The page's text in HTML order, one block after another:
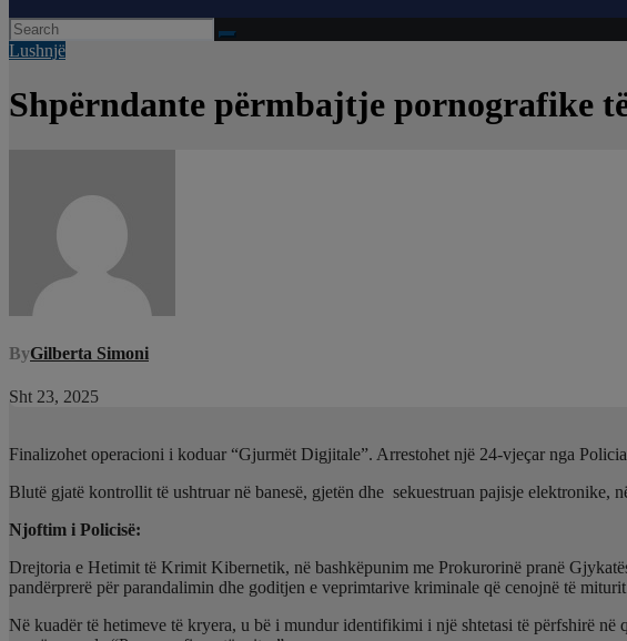
Lushnjë
Shpërndante përmbajtje pornografike
ByGilberta Simoni
Sht 23, 2025
Finalizohet operacioni i koduar “Gjurmët Digjitale”. Arrestohet një 24-vjeçar nga
Blutë gjatë kontrollit të ushtruar në banesë, gjetën dhe sekuestruan pajisje elektronike,
Njoftim i Policisë:
Drejtoria e Hetimit të Krimit Kibernetik, në bashkëpunim me Prokurorinë pranë
pandërprerë për parandalimin dhe goditjen e veprimtarive kriminale që cenojnë të
Në kuadër të hetimeve të kryera, u bë i mundur identifikimi i një shtetasi të përfshirë